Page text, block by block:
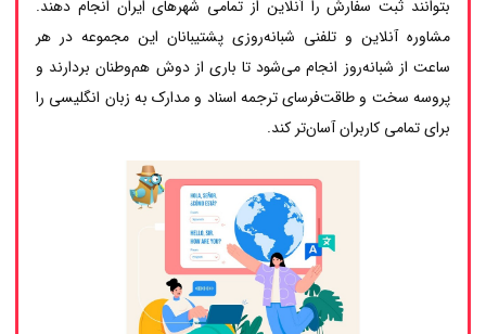
بتوانند ثبت سفارش را آنلاین از تمامی شهرهای ایران انجام دهند.
مشاوره آنلاین و تلفنی شبانه‌روزی پشتیبانان این مجموعه در هر
ساعت از شبانه‌روز انجام می‌شود تا باری از دوش هم‌وطنان بردارند و
پروسه سخت و طاقت‌فرسای ترجمه اسناد و مدارک به زبان انگلیسی را
برای تمامی کاربران آسان‌تر کند.